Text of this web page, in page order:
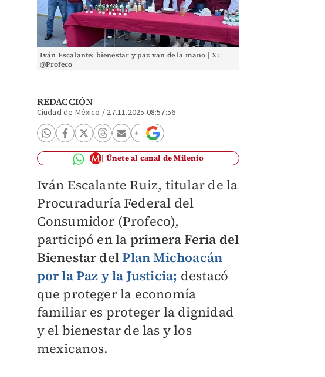
Iván Escalante: bienestar y paz van de la mano | X:
@Profeco
REDACCIÓN
Ciudad de México / 27.11.2025 08:57:56
Únete al canal de Milenio
Iván Escalante Ruiz, titular de la
Procuraduría Federal del
Consumidor (Profeco),
participó en la primera Feria del
Bienestar delPlan Michoacán
por la Paz y la Justicia; destacó
que proteger la economía
familiar es proteger la dignidad
y el bienestar de las y los
mexicanos.